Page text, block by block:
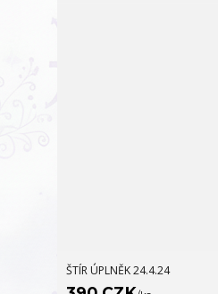
ŠTÍR ÚPLNĚK 24.4.24